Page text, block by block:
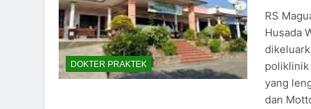
DOKTER PRAKTEK
RS
Husada
poliklinik
yang
dan